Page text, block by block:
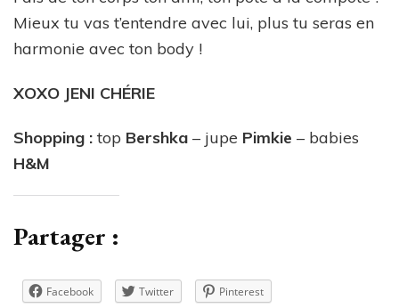
Mieux tu vas t’entendre avec lui, plus tu seras en
harmonie avec ton body !
XOXO JENI CHÉRIE
Shopping : top Bershka – jupe Pimkie – babies
H&M
Partager :
Facebook Twitter Pinterest